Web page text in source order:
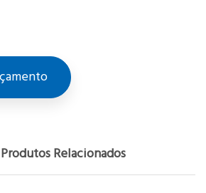
Produtos Relacionados